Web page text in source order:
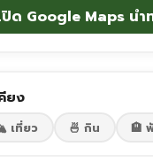
ปิด Google Maps นำ
ยง
เที่ยว 🍜 กิน 🏨